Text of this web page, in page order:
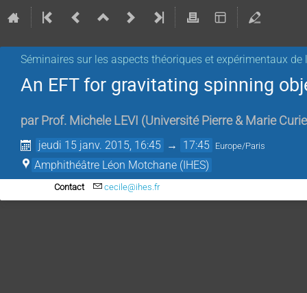
Séminaires sur les aspects théoriques et expérimentaux
An EFT for gravitating spinning
par Prof. Michele LEVI (Université Pierre & Marie Curie
jeudi 15 janv. 2015, 16:45 → 17:45 Europe/Paris
Amphithéâtre Léon Motchane (IHES)
Contact cecile@ihes.fr